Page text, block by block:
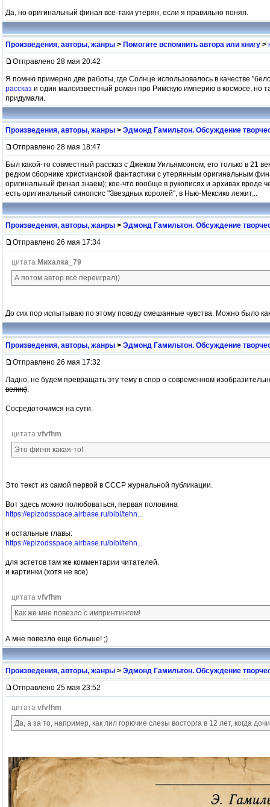
Да, но оригинальный финал все-таки утерян, если я правильно понял.
Произведения, авторы, жанры > Помогите вспомнить автора или книгу >
Отправлено 28 мая 20:42
Я помню примерно две работы, где Солнце использовалось в качестве
рассказ и один малоизвестный роман про Римскую империю в космосе, но
придумали.
Произведения, авторы, жанры > Эдмонд Гамильтон. Обсуждение
Отправлено 28 мая 18:47
Был какой-то совместный рассказ с Джеком Уильямсоном, его только в 21
редком сборнике христианской фантастики с утерянным оригинальным
оригинальный финал знаем); кое-что вообще в рукописях и архивах вроде
есть оригинальный синопсис "Звездных королей", в Нью-Мексико лежит...
Произведения, авторы, жанры > Эдмонд Гамильтон. Обсуждение
Отправлено 26 мая 17:34
цитата Михалка_79
А потом автор всё переиграл))
До сих пор испытываю по этому поводу смешанные чувства. Можно было
Произведения, авторы, жанры > Эдмонд Гамильтон. Обсуждение
Отправлено 26 мая 17:32
Ладно, не будем превращать эту тему в спор о современном
велик).
Сосредоточимся на сути.
цитата vfvfhm
Это фигня какая-то!
Это текст из самой первой в СССР журнальной публикации.
Вот здесь можно полюбоваться, первая половина
https://epizodsspace.airbase.ru/bibl/tehn...
и остальные главы:
https://epizodsspace.airbase.ru/bibl/tehn...
для эстетов там же комментарии читателей.
и картинки (хотя не все)
цитата vfvfhm
Как же мне повезло с импринтингом!
А мне повезло еще больше! ;)
Произведения, авторы, жанры > Эдмонд Гамильтон. Обсуждение
Отправлено 25 мая 23:52
цитата vfvfhm
Да, а за то, например, как лил горючие слезы восторга в 12 лет, когда